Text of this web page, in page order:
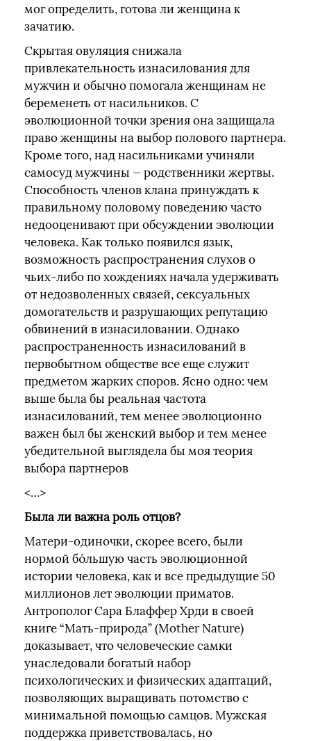
мог определить, готова ли женщина к
зачатию.
Скрытая овуляция снижала
привлекательность изнасилования для
мужчин и обычно помогала женщинам не
беременеть от насильников. С
эволюционной точки зрения она защищала
право женщины на выбор полового партнера.
Кроме того, над насильниками учиняли
самосуд мужчины — родственники жертвы.
Способность членов клана принуждать к
правильному половому поведению часто
недооценивают при обсуждении эволюции
человека. Как только появился язык,
возможность распространения слухов о
чьих-либо по хождениях начала удерживать
от недозволенных связей, сексуальных
домогательств и разрушающих репутацию
обвинений в изнасиловании. Однако
распространенность изнасилований в
первобытном обществе все еще служит
предметом жарких споров. Ясно одно: чем
выше была бы реальная частота
изнасилований, тем менее эволюционно
важен был бы женский выбор и тем менее
убедительной выглядела бы моя теория
выбора партнеров
<…>
Была ли важна роль отцов?
Матери-одиночки, скорее всего, были
нормой бóльшую часть эволюционной
истории человека, как и все предыдущие 50
миллионов лет эволюции приматов.
Антрополог Сара Блаффер Хрди в своей
книге “Мать-природа” (Mother Nature)
доказывает, что человеческие самки
унаследовали богатый набор
психологических и физических адаптаций,
позволяющих выращивать потомство с
минимальной помощью самцов. Мужская
поддержка приветствовалась, но